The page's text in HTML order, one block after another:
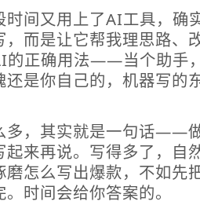
时间又用上了AI工具，确
，而是让它帮我理思路、
的正确用法——当个助手
还是你自己的，机器写的
多，其实就是一句话——
起来再说。写得多了，自
磨怎么写出爆款，不如先
时间会给你答案的。